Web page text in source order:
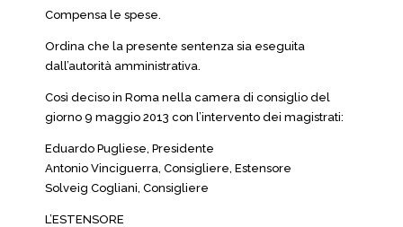
Compensa le spese.
Ordina che la presente sentenza sia eseguita
dall’autorità amministrativa.
Così deciso in Roma nella camera di consiglio del
giorno 9 maggio 2013 con l’intervento dei magistrati:
Eduardo Pugliese, Presidente
Antonio Vinciguerra, Consigliere, Estensore
Solveig Cogliani, Consigliere
L’ESTENSORE